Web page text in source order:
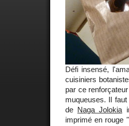
Défi insensé,
cuisiniers
par ce
muqueuses. Il
de Naga Jolokia
imprimé en rouge